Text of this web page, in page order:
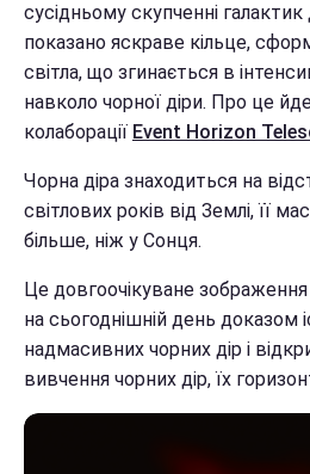
сусідньому скупченні
показано яскраве кільце,
світла, що згинається в
навколо чорної діри. Про це
колаборації Event Horizon
Чорна діра знаходиться на
світлових років від Землі, її
більше, ніж у Сонця.
Це довгоочікуване
на сьогоднішній день доказом
надмасивних чорних дір і
вивчення чорних дір, їх